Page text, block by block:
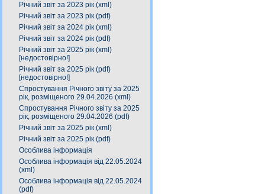
Річний звіт за 2023 рік (xml)
Річний звіт за 2023 рік (pdf)
Річний звіт за 2024 рік (xml)
Річний звіт за 2024 рік (pdf)
Річний звіт за 2025 рік (xml)
[недостовірно!]
Річний звіт за 2025 рік (pdf)
[недостовірно!]
Спростування Річного звіту за 2025
рік, розміщеного 29.04.2026 (xml)
Спростування Річного звіту за 2025
рік, розміщеного 29.04.2026 (pdf)
Річний звіт за 2025 рік (xml)
Річний звіт за 2025 рік (pdf)
Особлива інформація
Особлива інформація від 22.05.2024
(xml)
Особлива інформація від 22.05.2024
(pdf)